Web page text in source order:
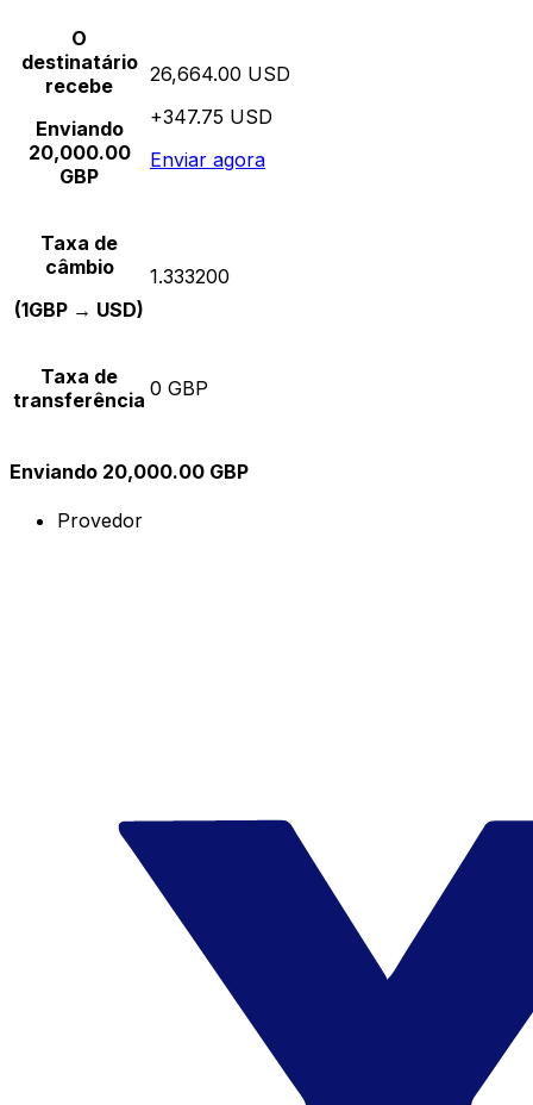
O
destinatário
recebe
Enviando
20,000.00
GBP
26,664.00 USD
+347.75 USD
Enviar agora
Taxa de
câmbio
(1GBP → USD)
1.333200
Taxa de
transferência 0 GBP
Enviando 20,000.00 GBP
Provedor